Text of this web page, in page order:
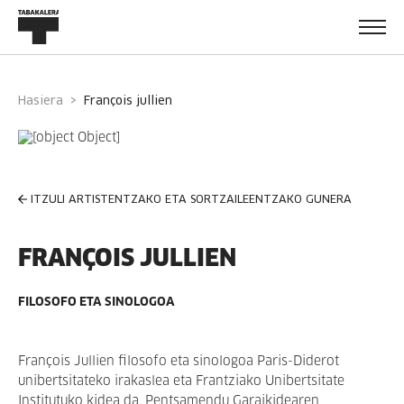
Hasiera françois jullien
ITZULI ARTISTENTZAKO ETA SORTZAILEENTZAKO GUNERA
FRANÇOIS JULLIEN
FILOSOFO ETA SINOLOGOA
François Jullien filosofo eta sinologoa Paris-Diderot
unibertsitateko irakaslea eta Frantziako Unibertsitate
Institutuko kidea da. Pentsamendu Garaikidearen